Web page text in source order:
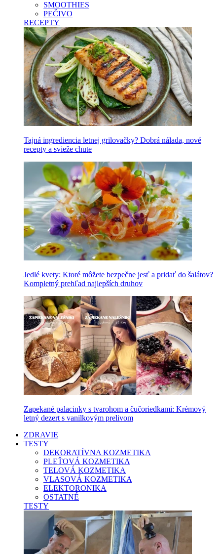
SMOOTHIES
PEČIVO
RECEPTY
Tajná ingrediencia letnej grilovačky? Dobrá nálada, nové
recepty a svieže chute
Jedlé kvety: Ktoré môžete bezpečne jesť a pridať do šalátov?
Kompletný prehľad najlepších druhov
Zapekané palacinky s tvarohom a čučoriedkami: Krémový
letný dezert s vanilkovým prelivom
ZDRAVIE
TESTY
DEKORATÍVNA KOZMETIKA
PLEŤOVÁ KOZMETIKA
TELOVÁ KOZMETIKA
VLASOVÁ KOZMETIKA
ELEKTORONIKA
OSTATNÉ
TESTY